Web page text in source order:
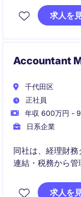
IFRS・連結・開
株主に近い立場
求人を
Accountant
千代田区
正社員
年収 600万円 -
日系企業
同社は、経理財務
連結・税務から
部門の高度化と
求人を